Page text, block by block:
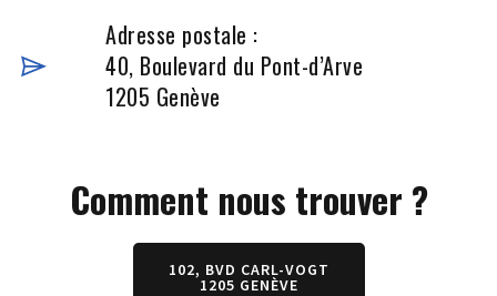
Adresse postale :
40, Boulevard du Pont-d’Arve
1205 Genève
Comment nous trouver ?
102, BVD CARL-VOGT
1205 GENÈVE